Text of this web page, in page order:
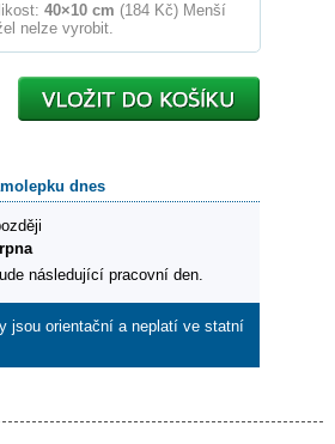
40×10 cm (184 Kč) Menší
nelze vyrobit.
dnes
následující pracovní den.
jsou orientační a neplatí ve statní